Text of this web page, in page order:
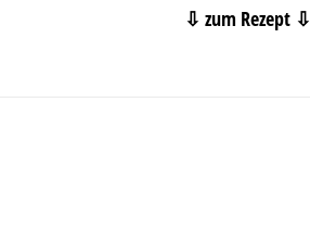
⇩ zum Rezept ⇩